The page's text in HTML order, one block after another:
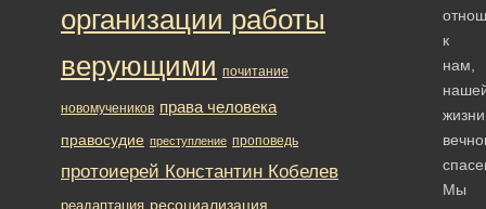
к
нам,
Мы
организации работы
верующими почитание
новомучеников права человека
правосудие преступление проповедь
протоиерей Константин Кобелев
реадаптация ресоциализация